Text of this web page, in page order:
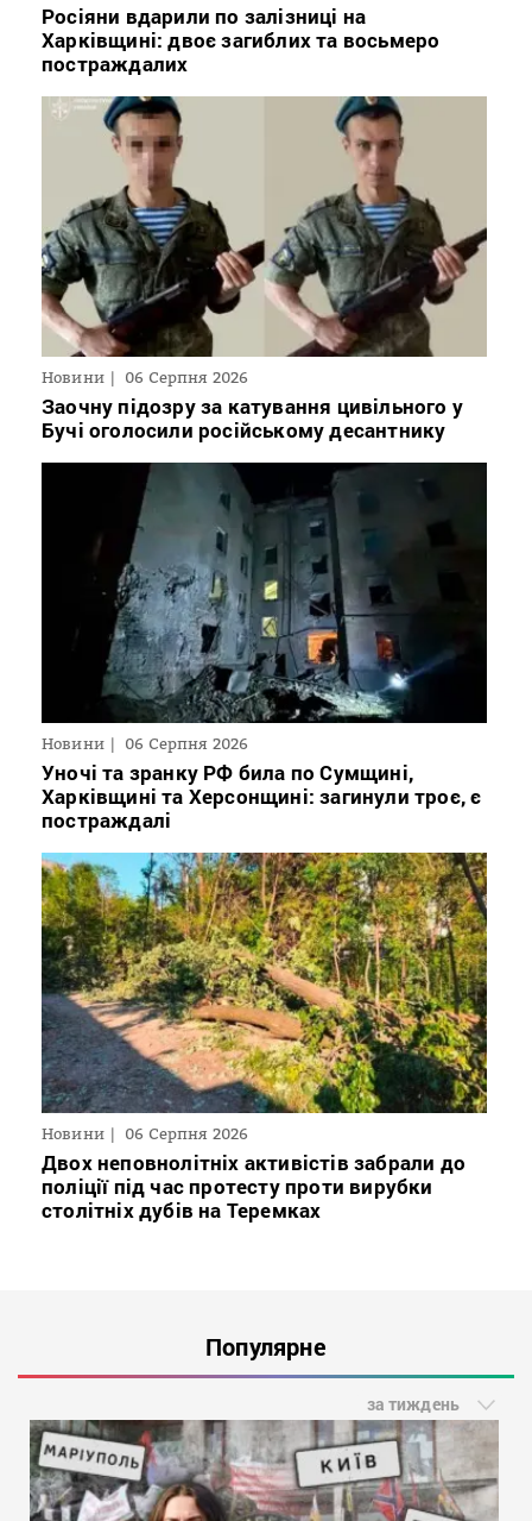
Росіяни вдарили по залізниці на
Харківщині: двоє загиблих та восьмеро
постраждалих
Новини 06 Серпня 2026
Заочну підозру за катування цивільного у
Бучі оголосили російському десантнику
Новини 06 Серпня 2026
Уночі та зранку РФ била по Сумщині,
Харківщині та Херсонщині: загинули троє, є
постраждалі
Новини 06 Серпня 2026
Двох неповнолітніх активістів забрали до
поліції під час протесту проти вирубки
столітніх дубів на Теремках
Популярне
за тиждень